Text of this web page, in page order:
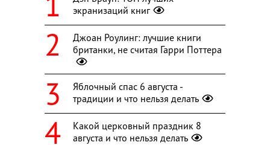
экранизаций книг
Джоан Роулинг: лучшие книги
британки, не считая Гарри Поттера
Яблочный спас 6 августа -
традиции и что нельзя делать
Какой церковный праздник 8
августа и что нельзя делать